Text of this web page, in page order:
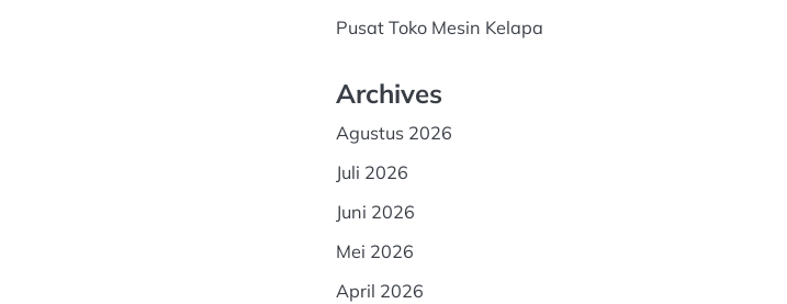
Pusat Toko Mesin Kelapa
Archives
Agustus 2026
Juli 2026
Juni 2026
Mei 2026
April 2026